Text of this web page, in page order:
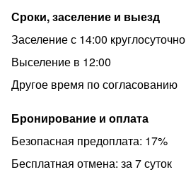
Сроки, заселение и выезд
Заселение с 14:00 круглосуточно
Выселение в 12:00
Другое время по согласованию
Бронирование и оплата
Безопасная предоплата: 17%
Бесплатная отмена: за 7 суток